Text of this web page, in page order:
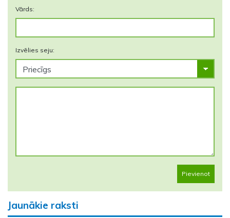
Vārds:
Izvēlies seju:
Pievienot
Jaunākie raksti